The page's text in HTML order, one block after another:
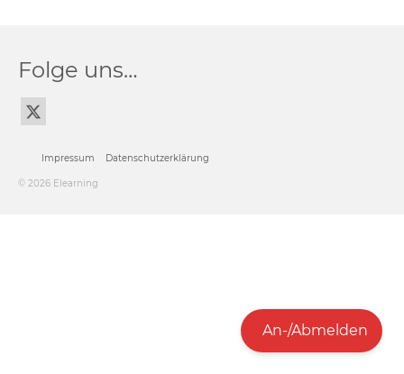
Folge uns…
Impressum Datenschutzerklärung
© 2026 Elearning
An-/Abmelden